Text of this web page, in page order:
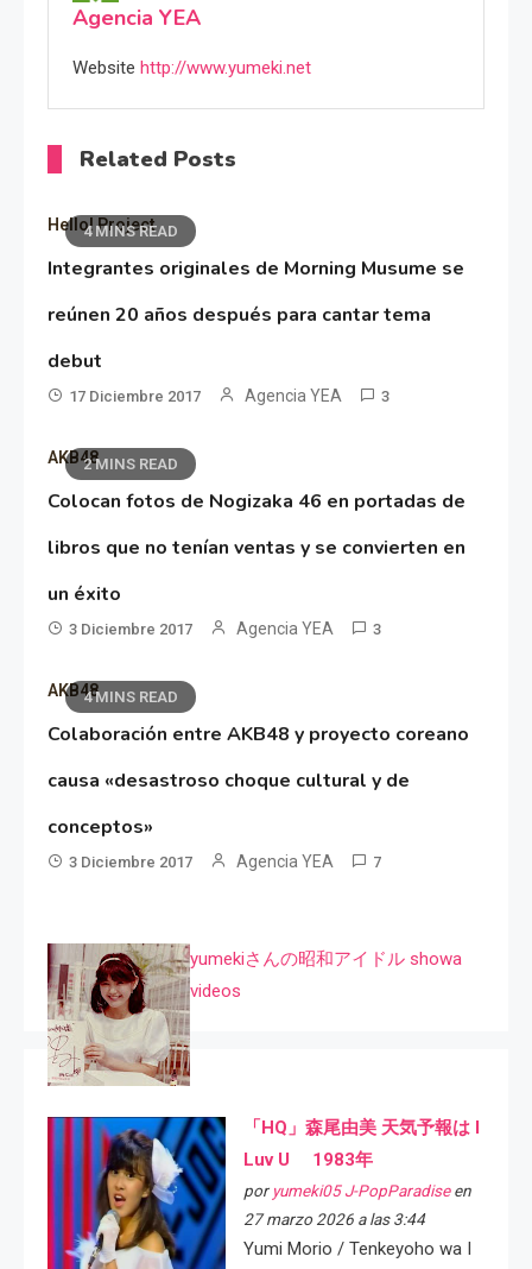
Agencia YEA
Website http://www.yumeki.net
Related Posts
4 MINS READ
Hello! Project
Integrantes originales de Morning Musume se
reúnen 20 años después para cantar tema
debut
17 Diciembre 2017 Agencia YEA 3
2 MINS READ
AKB48
Colocan fotos de Nogizaka 46 en portadas de
libros que no tenían ventas y se convierten en
un éxito
3 Diciembre 2017 Agencia YEA 3
4 MINS READ
AKB48
Colaboración entre AKB48 y proyecto coreano
causa «desastroso choque cultural y de
conceptos»
3 Diciembre 2017 Agencia YEA 7
yumekiさんの昭和アイドル showa
videos
「HQ」森尾由美 天気予報は I
Luv U 1983年
por yumeki05 J-PopParadiseen
27 marzo 2026 a las 3:44
Yumi Morio / Tenkeyoho wa I